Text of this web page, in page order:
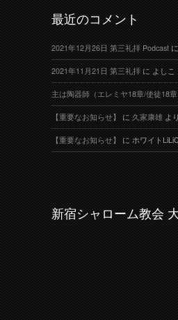
最近のコメント
2021年12月26日 第三礼拝 Podcast
2021年11月21日 第三礼拝によしこ
主は陶器師（エレミヤ18章/使徒18
【重要なお知らせ】に久家康雄よ
【重要なお知らせ】にホワイト
新宿シャローム教会